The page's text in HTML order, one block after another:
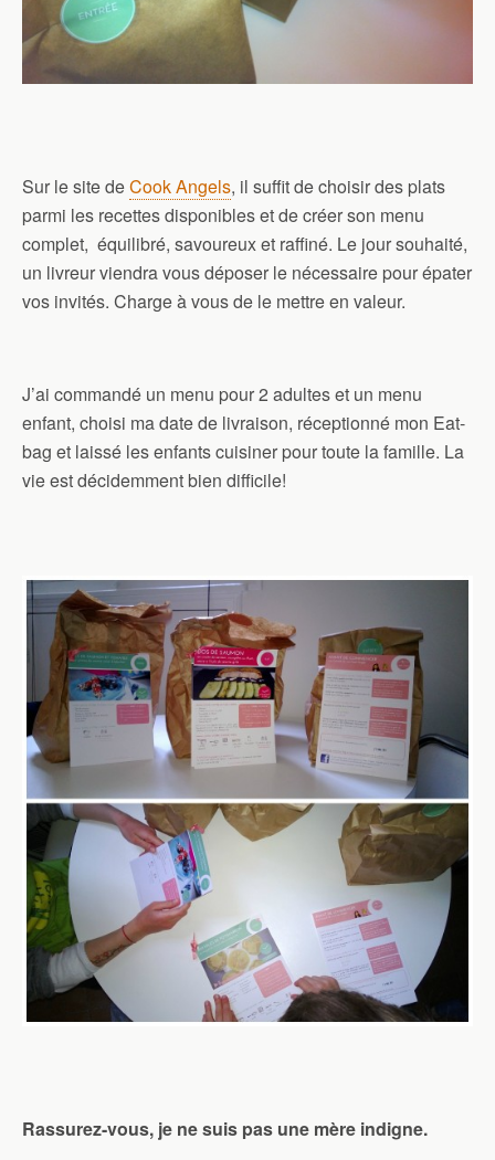
Sur le site deCook Angels, il suffit de choisir des plats
parmi les recettes disponibles et de créer son menu
complet, équilibré, savoureux et raffiné. Le jour souhaité,
un livreur viendra vous déposer le nécessaire pour épater
vos invités. Charge à vous de le mettre en valeur.
J’ai commandé un menu pour 2 adultes et un menu
enfant, choisi ma date de livraison, réceptionné mon Eat-
bag et laissé les enfants cuisiner pour toute la famille. La
vie est décidemment bien difficile!
Rassurez-vous, je ne suis pas une mère indigne.